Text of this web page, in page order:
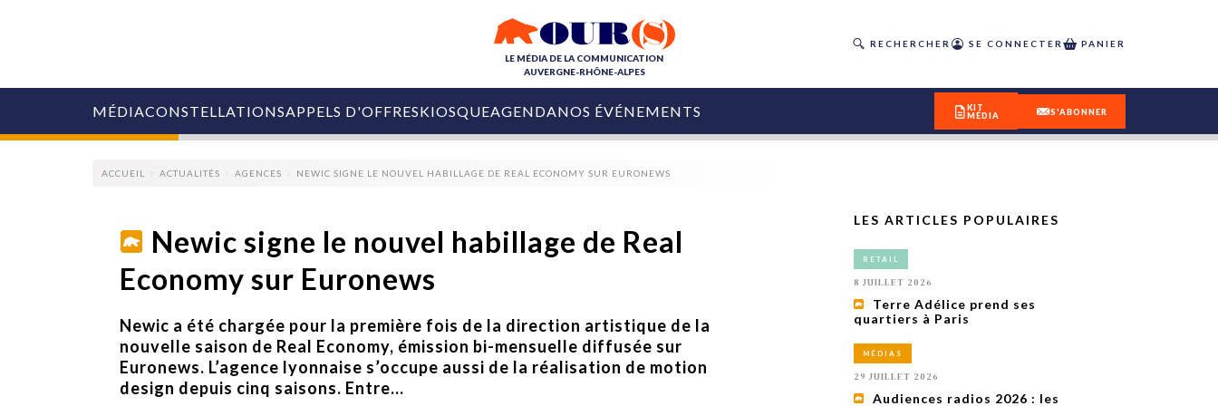
LE MÉDIA DE LA COMMUNICATION
AUVERGNE-RHÔNE-ALPES
RECHERCHER SE CONNECTER PANIER
MÉDIA
COLLECTIVITÉS
AGENCES
RETAIL
MÉDIAS
MANAGEMENT
ÉVÉNEMENTIELS
Nice : Denis Zanon
est décédé
Tourisme lance
Ardèche Trip
Planner
29 JUILLET 2026
[Debrief] Loire Tourisme
mise sur la déconnexion en
CONSTELLATIONSAPPELS D'OFFRESKIOSQUEAGENDANOS ÉVÉNEMENTS
OURS DE LA COM
OURS DU DIGITAL
KIT
MÉDIA
S'ABONNER
ACCUEIL ACTUALITÉS AGENCES NEWIC SIGNE LE NOUVEL HABILLAGE DE REAL ECONOMY SUR EURONEWS
Newic signe le nouvel habillage de Real
Economy sur Euronews
Newic a été chargée pour la première fois de la direction artistique de la
nouvelle saison de Real Economy, émission bi-mensuelle diffusée sur
Euronews. L’agence lyonnaise s’occupe aussi de la réalisation de motion
design depuis cinq saisons. Entre...
LES ARTICLES POPULAIRES
RETAIL
8 JUILLET 2026
Terre Adélice prend ses
quartiers à Paris
MÉDIAS
29 JUILLET 2026
Audiences radios 2026 : les